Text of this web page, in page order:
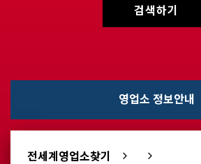
검색하기
영업소 정보안내
전세계영업소찾기